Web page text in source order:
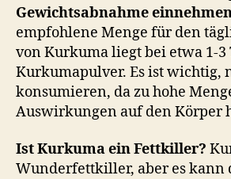
Gewichtsabnahme
empfohlene Menge für den
von Kurkuma liegt bei etwa 1-
Kurkumapulver. Es ist wichtig,
konsumieren, da zu hohe
Auswirkungen auf den Körper
Ist Kurkuma ein Fettkiller?
Wunderfettkiller, aber es kann